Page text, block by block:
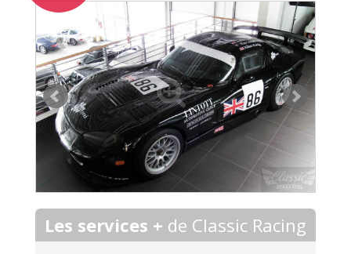
Les services + de Classic Racing